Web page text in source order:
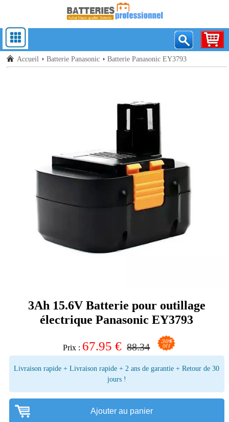
Accueil Batterie Panasonic Batterie Panasonic EY3793
3Ah 15.6V Batterie pour outillage
électrique Panasonic EY3793
Prix : 67.95€ 88.34
Livraison rapide + Livraison rapide + 2 ans de garantie + Retour de 30
jours !
Ajouter au panier